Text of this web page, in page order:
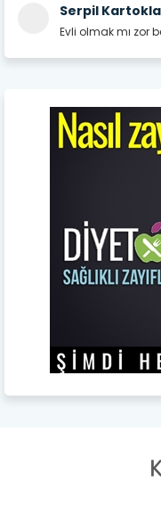
Serpil
Evli olmak mı zor